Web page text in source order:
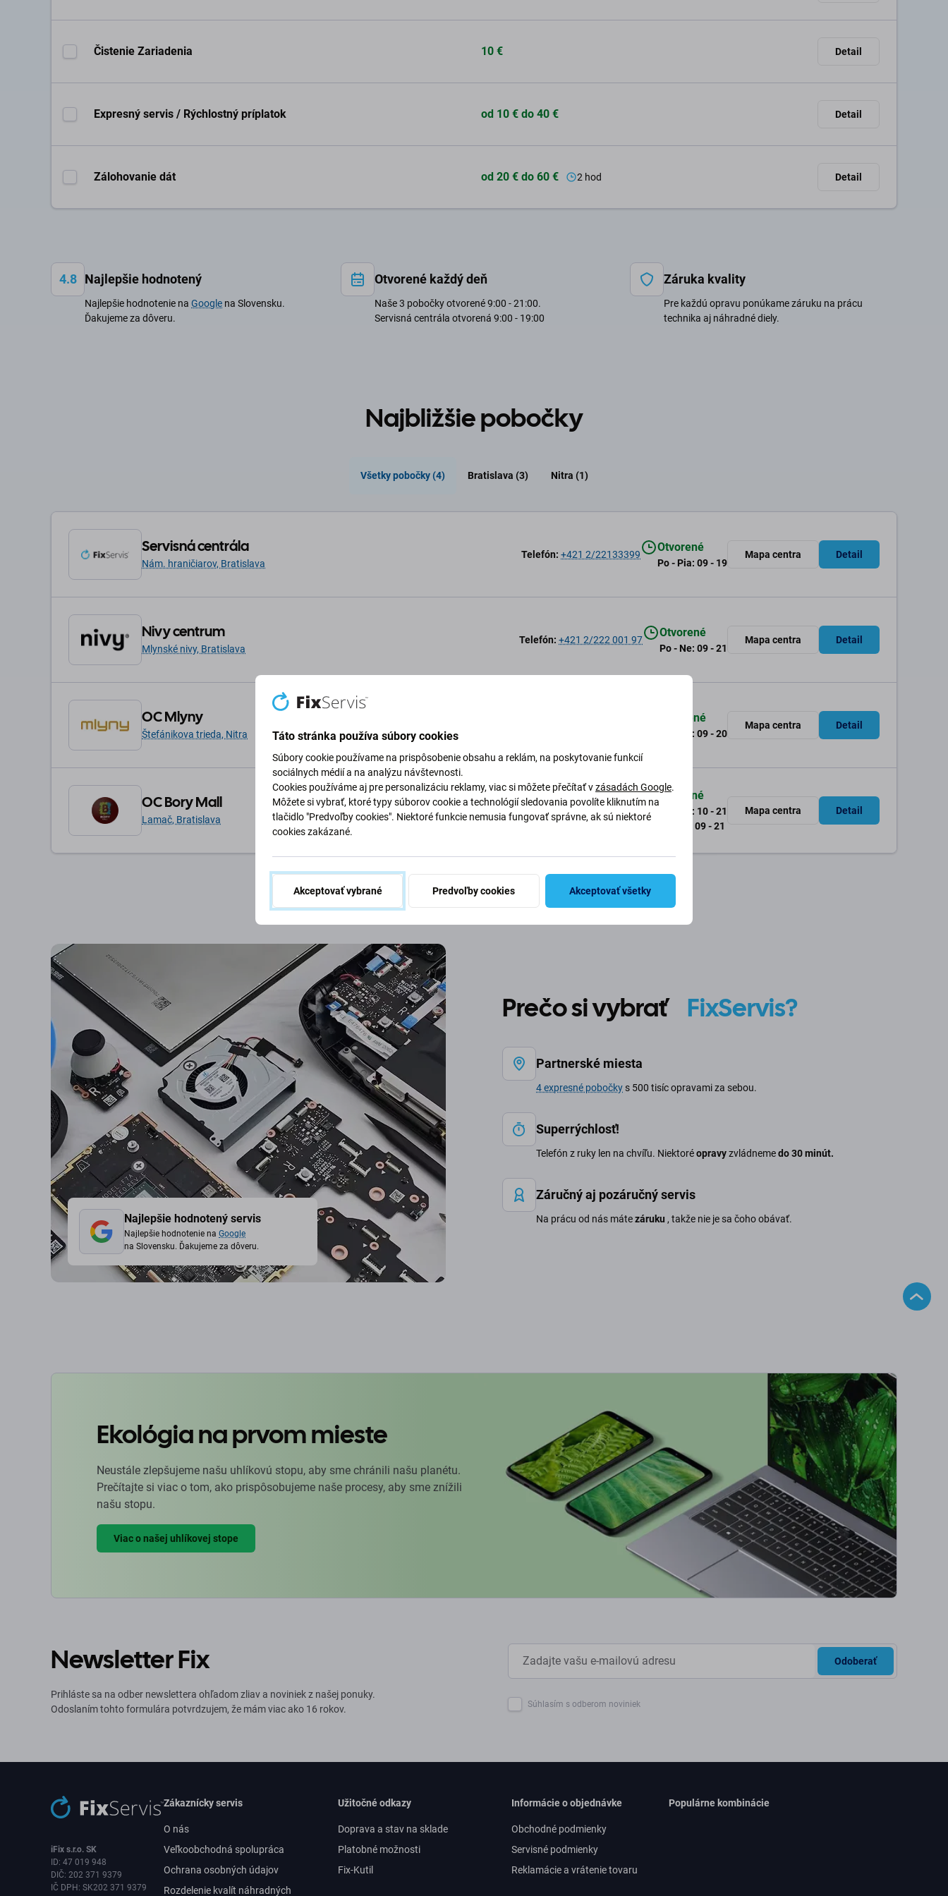
Čistenie Zariadenia 10 € Detail
Expresný servis / Rýchlostný príplatok od 10 € do 40 € Detail
Zálohovanie dát od 20 € do 60 € 2 hod Detail
4.8 Najlepšie hodnotený
Najlepšie hodnotenie na Google na Slovensku.
Ďakujeme za dôveru.
Otvorené každý deň
Naše 3 pobočky otvorené 9:00 - 21:00.
Servisná centrála otvorená 9:00 - 19:00
Záruka kvality
Pre každú opravu ponúkame záruku na prácu
technika aj náhradné diely.
Najbližšie pobočky
Všetky pobočky (4) Bratislava (3) Nitra (1)
Servisná centrála
Nám. hraničiarov, Bratislava
Telefón: +421 2/22133399
Otvorené
Po - Pia: 09 - 19
Mapa centra Detail
Nivy centrum
Mlynské nivy, Bratislava
Telefón: +421 2/222 001 97
Otvorené
Po - Ne: 09 - 21
Mapa centra Detail
OC Mlyny
Štefánikova trieda, Nitra
Otvorené
Po - Ne: 09 - 20
Mapa centra Detail
OC Bory Mall
Lamač, Bratislava
Telefón: +421 2/221 333 01
Otvorené
Po - Pia: 10 - 21
So - Ne: 09 - 21
Mapa centra Detail
Najlepšie hodnotený servis
Najlepšie hodnotenie na Google
na Slovensku. Ďakujeme za dôveru.
Prečo si vybrať FixServis?
Partnerské miesta
4 expresné pobočky s 500 tisíc opravami za sebou.
Superrýchlosť!
Telefón z ruky len na chvíľu. Niektoréopravyzvládnemedo 30 minút.
Záručný aj pozáručný servis
Na prácu od nás mátezáruku , takže nie je sa čoho obávať.
Ekológia na prvom mieste
Neustále zlepšujeme našu uhlíkovú stopu, aby sme chránili našu planétu.
Prečítajte si viac o tom, ako prispôsobujeme naše procesy, aby sme znížili
našu stopu.
Viac o našej uhlíkovej stope
Newsletter Fix
Prihláste sa na odber newslettera ohľadom zliav a noviniek z našej ponuky.
Odoslaním tohto formulára potvrdzujem, že mám viac ako 16 rokov.
Odoberať
Súhlasím s odberom noviniek
iFix s.r.o. SK
ID: 47 019 948
DIČ: 202 371 9379
IČ DPH: SK202 371 9379
Zákaznícky servis
O nás
Veľkoobchodná spolupráca
Ochrana osobných údajov
Rozdelenie kvalít náhradných
Užitočné odkazy
Doprava a stav na sklade
Platobné možnosti
Fix-Kutil
Informácie o objednávke
Obchodné podmienky
Servisné podmienky
Reklamácie a vrátenie tovaru
Populárne kombinácie
Táto stránka používa súbory cookies
Súbory cookie používame na prispôsobenie obsahu a reklám, na poskytovanie funkcií
sociálnych médií a na analýzu návštevnosti.
Cookies používáme aj pre personalizáciu reklamy, viac si môžete přečítať vzásadách Google.
Môžete si vybrať, ktoré typy súborov cookie a technológií sledovania povolíte kliknutím na
tlačidlo "Predvoľby cookies". Niektoré funkcie nemusia fungovať správne, ak sú niektoré
cookies zakázané.
Akceptovať vybrané Predvoľby cookies Akceptovať všetky